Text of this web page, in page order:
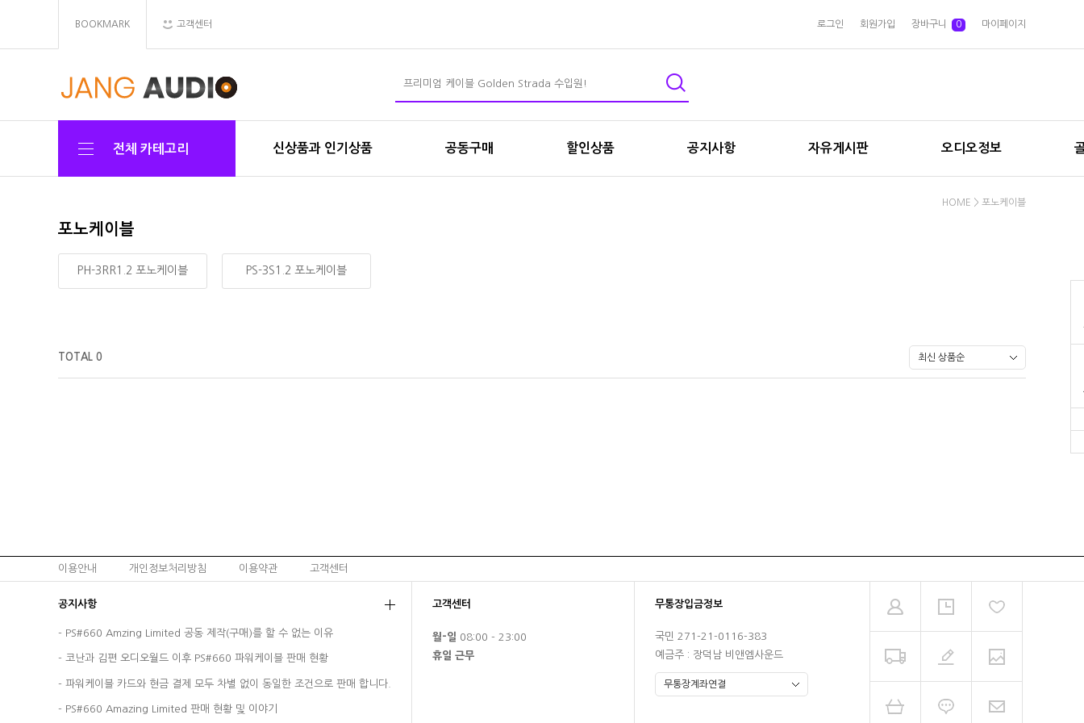
BOOKMARK 고객센터 로그인 회원가입 장바구니 0 마이페이지
전체 카테고리 신상품과 인기상품 공동구매 할인상품 공지사항 자유게시판 오디오정보
HOME > 포노케이블
포노케이블
PH-3RR1.2 포노케이블 PS-3S1.2 포노케이블
TOTAL 0
이용안내 개인정보처리방침 이용약관 고객센터
공지사항
- PS#660 Amzing Limited 공동 제작(구매)를 할 수 없는 이유
- 코난과 김편 오디오월드 이후 PS#660 파워케이블 판매 현황
- 파워케이블 카드와 현금 결제 모두 차별 없이 동일한 조건으로 판매 합니다.
- PS#660 Amazing Limited 판매 현황 및 이야기
고객센터
월-일 08:00 - 23:00
휴일 근무
무통장입금정보
국민 271-21-0116-383
예금주 : 장덕남 비앤엠사운드